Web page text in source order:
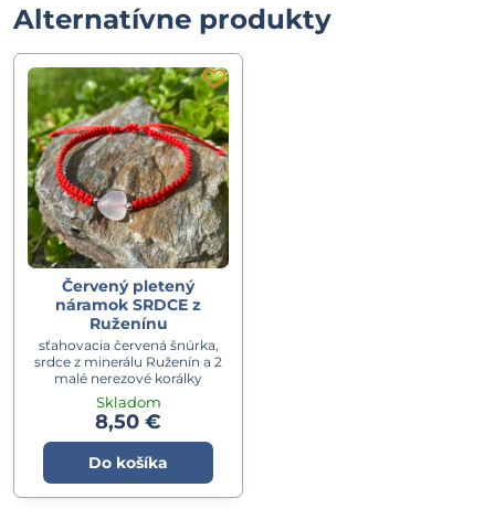
Alternatívne produkty
Červený pletený
náramok SRDCE z
Ruženínu
sťahovacia červená šnúrka,
srdce z minerálu Ruženín a 2
malé nerezové korálky
Skladom
8,50 €
Do košíka